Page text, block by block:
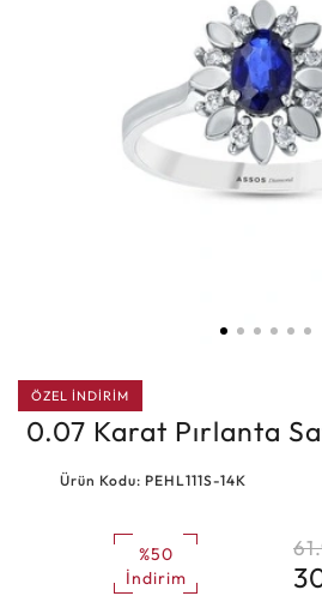
ÖZEL İNDİRİM
0.07 Karat Pırlanta
Ürün Kodu: PEHL111S-14K
%50
İndirim